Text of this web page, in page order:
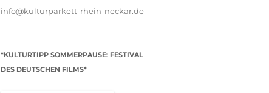
info@kulturparkett-rhein-neckar.de
*KULTURTIPP SOMMERPAUSE: FESTIVAL
DES DEUTSCHEN FILMS*